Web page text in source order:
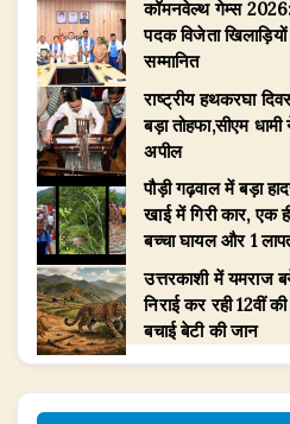
​कॉमनवेल्थ गेम्स
पदक विजेता
सम्मानित
राष्ट्रीय हथकरघा
बड़ा तोहफा,सीएम
अपील
पौड़ी गढ़वाल में बड़ा
खाई में गिरी कार, एक
बच्चा घायल और 1
उत्तरकाशी में यमराज
निराई कर रही 12वीं
बचाई बेटी की जान